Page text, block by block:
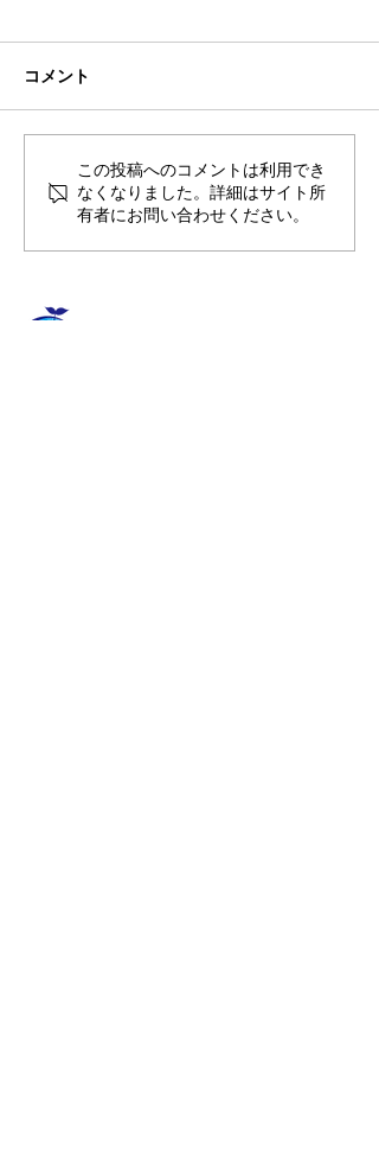
🌊ハガネの肉体を持つ職
員、岩瀬道へ！
コメント
この投稿へのコメントは利用でき
なくなりました。詳細はサイト所
有者にお問い合わせください。